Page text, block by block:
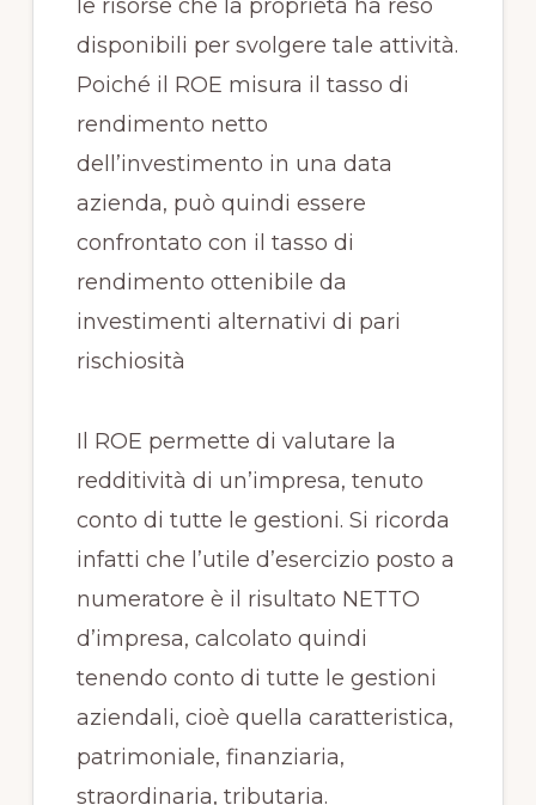
le risorse che la proprietà ha reso
disponibili per svolgere tale attività.
Poiché il ROE misura il tasso di
rendimento netto
dell’investimento in una data
azienda, può quindi essere
confrontato con il tasso di
rendimento ottenibile da
investimenti alternativi di pari
rischiosità
Il ROE permette di valutare la
redditività di un’impresa, tenuto
conto di tutte le gestioni. Si ricorda
infatti che l’utile d’esercizio posto a
numeratore è il risultato NETTO
d’impresa, calcolato quindi
tenendo conto di tutte le gestioni
aziendali, cioè quella caratteristica,
patrimoniale, finanziaria,
straordinaria, tributaria.